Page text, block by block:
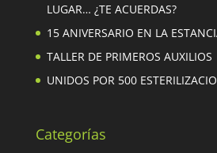
LUGAR… ¿TE ACUERDAS?
15 ANIVERSARIO EN LA
TALLER DE PRIMEROS AUXILIOS
UNIDOS POR 500
Categorías